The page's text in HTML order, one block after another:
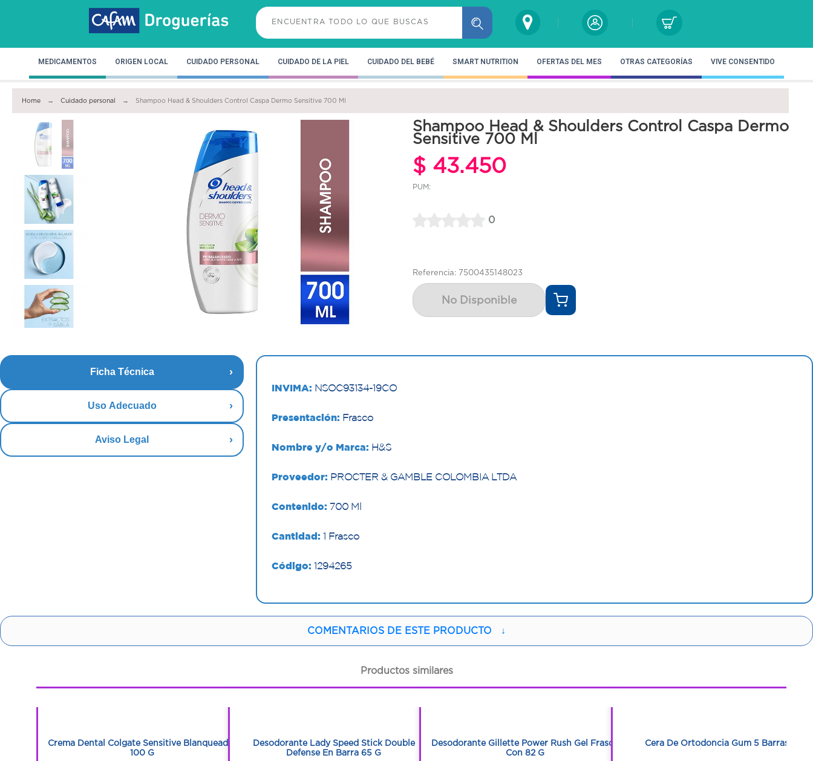
MEDICAMENTOS ORIGEN LOCAL CUIDADO PERSONAL CUIDADO DE LA PIEL CUIDADO DEL BEBÉ SMART NUTRITION OFERTAS DEL MES OTRAS CATEGORÍAS VIVE CONSENTIDO
Home Cuidado personal Shampoo Head & Shoulders Control Caspa Dermo Sensitive 700 Ml
Shampoo Head & Shoulders Control Caspa Dermo
Sensitive 700 Ml
$ 43.450
PUM:
0
Referencia: 7500435148023
No Disponible
Ficha Técnica
Uso Adecuado
Aviso Legal
INVIMA: NSOC93134-19CO
Presentación: Frasco
Nombre y/o Marca: H&S
Proveedor: PROCTER & GAMBLE COLOMBIA LTDA
Contenido: 700 Ml
Cantidad: 1 Frasco
Código: 1294265
COMENTARIOS DE ESTE PRODUCTO ↓
Productos similares
Crema Dental Colgate Sensitive Blanqueador
100 G
Desodorante Lady Speed Stick Double
Defense En Barra 65 G
Desodorante Gillette Power Rush Gel Frasco
Con 82 G
Cera De Ortodoncia Gum 5 Barras